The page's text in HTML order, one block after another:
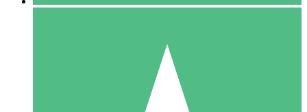
US$1500
10 Download
20